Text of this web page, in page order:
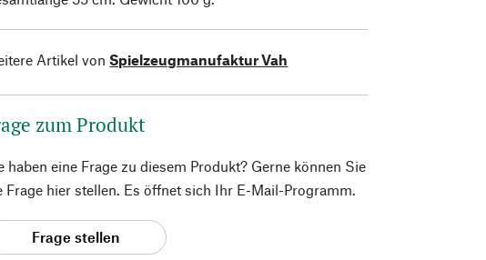
Artikel von Spielzeugmanufaktur Vah
zum Produkt
haben eine Frage zu diesem Produkt? Gerne können Sie
Frage hier stellen. Es öffnet sich Ihr E-Mail-Programm.
Frage stellen